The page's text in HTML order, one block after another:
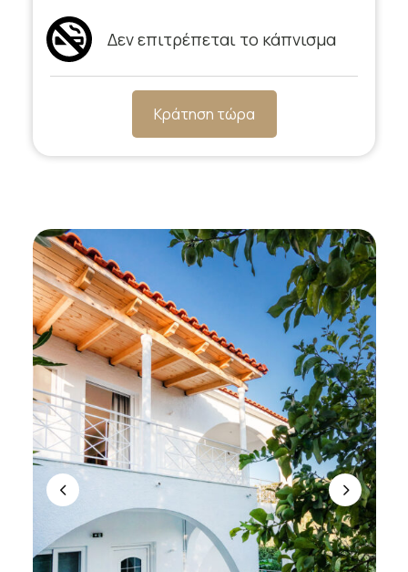
Δεν επιτρέπεται το κάπνισμα
Κράτηση τώρα